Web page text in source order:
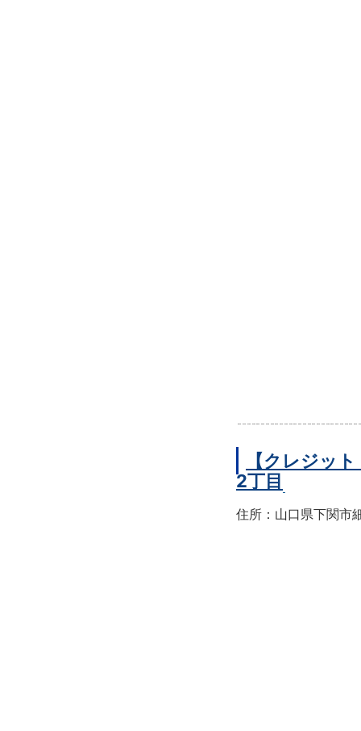
【クレジッ
2丁目
住所：山口県下関市